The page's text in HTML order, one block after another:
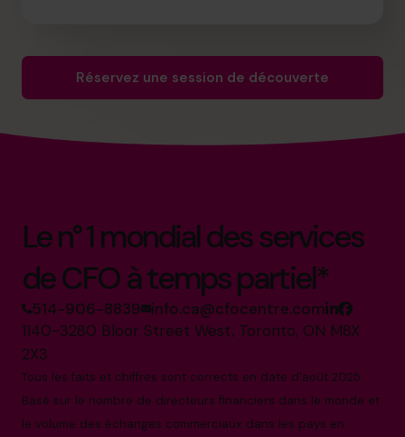
Réservez une session de découverte
Le n° 1 mondial des services
de CFO à temps partiel*
514-906-8839 info.ca@cfocentre.com
1140-3280 Bloor Street West, Toronto, ON M8X
2X3
Tous les faits et chiffres sont corrects en date d'août 2025.
Basé sur le nombre de directeurs financiers dans le monde et
le volume des échanges commerciaux dans les pays en